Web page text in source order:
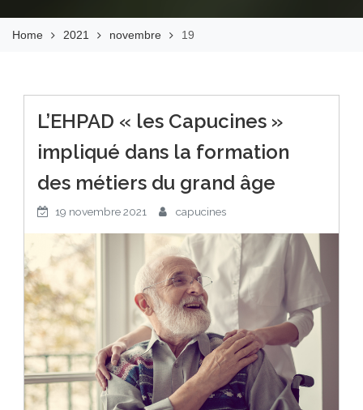
Home 2021 novembre 19
L’EHPAD « les Capucines »
impliqué dans la formation
des métiers du grand âge
19 novembre 2021 capucines